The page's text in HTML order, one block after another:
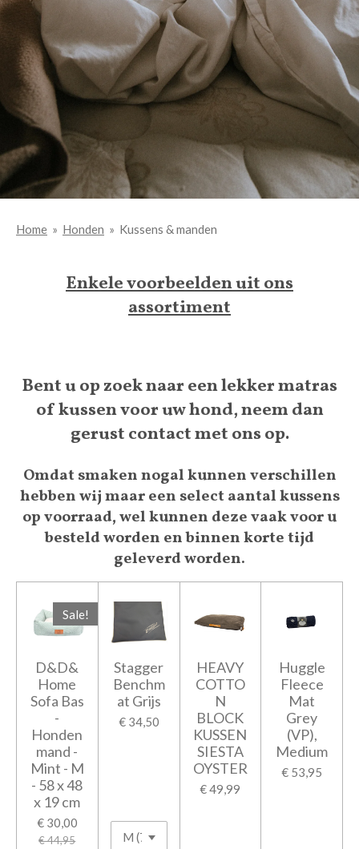
Home » Honden » Kussens & manden
Enkele voorbeelden uit ons
assortiment
Bent u op zoek naar een lekker matras
of kussen voor uw hond, neem dan
gerust contact met ons op.
Omdat smaken nogal kunnen verschillen
hebben wij maar een select aantal kussens
op voorraad, wel kunnen deze vaak voor u
besteld worden en binnen korte tijd
geleverd worden.
Sale!
D&D&
Home
Sofa Bas
-
Honden
mand -
Mint - M
- 58 x 48
x 19 cm
€ 30,00
€ 44,95
Stagger
Benchm
at Grijs
€ 34,50
HEAVY
COTTO
N
BLOCK
KUSSEN
SIESTA
OYSTER
€ 49,99
Huggle
Fleece
Mat
Grey
(VP),
Medium
€ 53,95